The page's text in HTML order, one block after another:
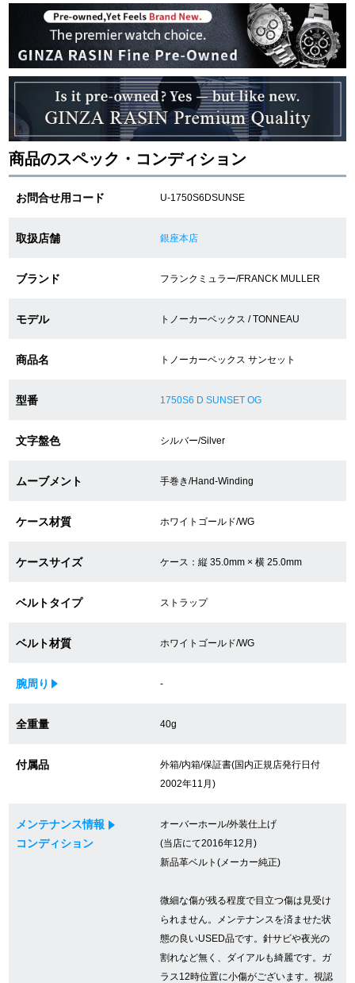
ご利用ガイド
GINZA RASINのプレミアムクオリティについて
送料・お支払方法
ショッピングローンの流れ
ショップサービス
保証・アフターサービス
ラッピングサービス
買取・下取りをご希望の方
買取・下取りはこちら
買取専門サロン
買取ご成約者様限定5万円クーポン
75%以上保証！中古商品高価買戻し
修理・メンテナンスをご希望の方
修理依頼をする
修理・メンテンナンスについて
商品のスペック・コンディション
お問合せ用コード U-1750S6DSUNSE
取扱店舗 銀座本店
ブランド フランクミュラー/FRANCK MULLER
モデル トノーカーベックス / TONNEAU
商品名 トノーカーベックス サンセット
型番 1750S6 D SUNSET OG
文字盤色 シルバー/Silver
ムーブメント 手巻き/Hand-Winding
ケース材質 ホワイトゴールド/WG
ケースサイズ ケース：縦 35.0mm × 横 25.0mm
ベルトタイプ ストラップ
ベルト材質 ホワイトゴールド/WG
腕周り -
全重量 40g
付属品
外箱/内箱/保証書(国内正規店発行日付
2002年11月)
メンテナンス情報
コンディション
オーバーホール/外装仕上げ
(当店にて2016年12月)
新品革ベルト(メーカー純正)
微細な傷が残る程度で目立つ傷は見受け
られません。メンテナンスを済ませた状
態の良いUSED品です。針サビや夜光の
割れなど無く、ダイアルも綺麗です。ガ
ラス12時位置に小傷がございます。視認